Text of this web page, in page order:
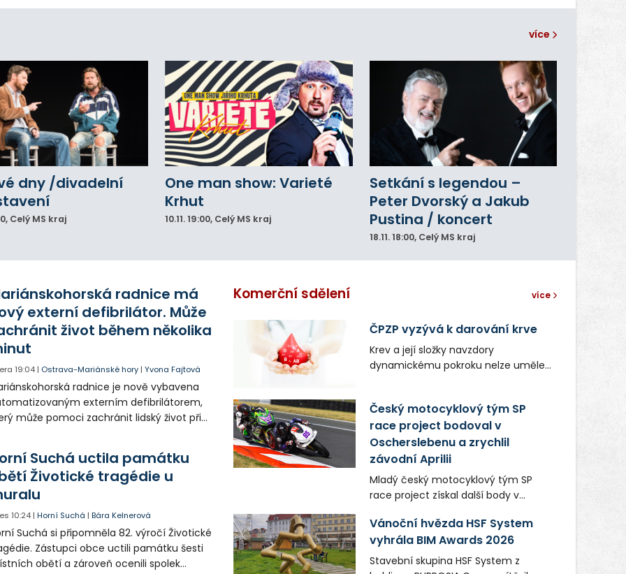
dobrovolníci.
více
dny /divadelní
, Celý MS kraj
One man show: Varieté
Krhut
10.11.19:00, Celý MS kraj
Setkání s legendou –
Peter Dvorský a Jakub
Pustina / koncert
18.11. 18:00, Celý MS kraj
radnice má
externí defibrilátor. Může
život během několika
19:04 | Ostrava-Mariánské hory |Yvona Fajtová
radnice je nově vybavena
externím defibrilátorem,
může pomoci zachránit lidský život při
pokynům jej zvládne obsloužit i
bez zdravotnického vzdělání.
Suchá uctila památku
Životické tragédie u
10:24 |Horní Suchá |Bára Kelnerová
Suchá si připomněla 82. výročí Životické
Zástupci obce uctili památku šesti
obětí a zároveň ocenili spolek
Komerční sdělení více
ČPZP vyzývá k darování krve
Krev a její složky navzdory
dynamickému pokroku nelze uměle
nenahraditelnou tělní tekutinu
neobejde. Naléhavá potřeba doplnit
krevní zásoby nastává vždy v létě,
kdy stoupá počet úrazů. Česká
průmyslová zdravotní pojišťovna
(ČPZP) apeluje na všechny, kteří se
těší dobrému zdraví, aby se stali
pravidelnými dárci krve.
Český motocyklový tým SP
race project bodoval v
Oscherslebenu a zrychlil
závodní Aprilii
Mladý český motocyklový tým SP
race project získal další body v
MOTO. Při závodním víkendu, který se
konal od 31. července do 2. srpna na
německém okruhu Oschersleben,
Vánoční hvězda HSF System
vyhrála BIM Awards 2026
Stavební skupina HSF System z